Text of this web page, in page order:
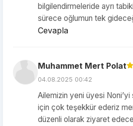
bilgilendirmeleride ayrı
sürece oğlumun tek
Cevapla
Muhammet Mert Polat
04.08.2025 00:42
Ailemizin yeni üyesi Noni’yi
için çok teşekkür ederiz
düzenli olarak ziyaret